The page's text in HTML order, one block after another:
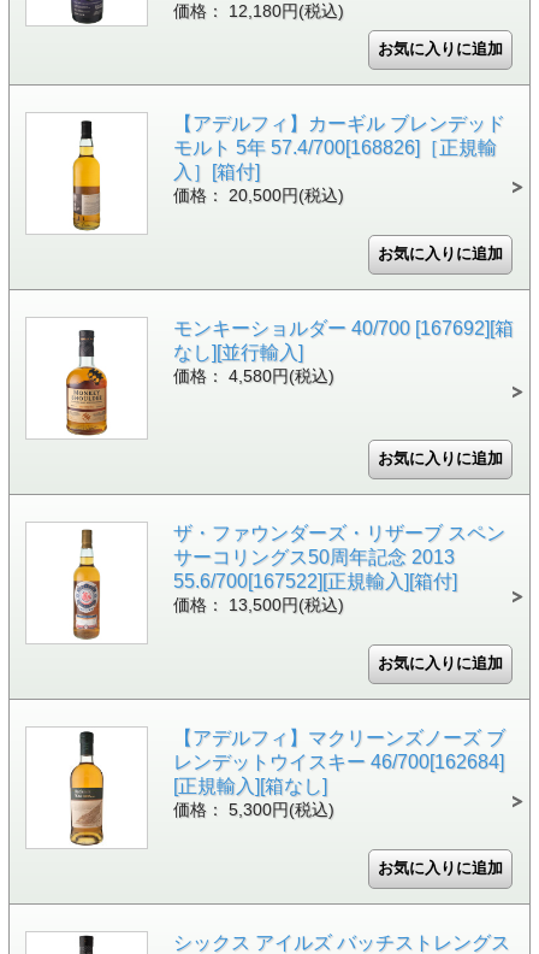
価格： 12,180円(税込)
【アデルフィ】カーギル ブレンデッド
モルト 5年 57.4/700[168826]［正規輸
入］[箱付]
価格： 20,500円(税込)
モンキーショルダー 40/700 [167692][箱
なし][並行輸入]
価格： 4,580円(税込)
ザ・ファウンダーズ・リザーブ スペン
サーコリングス50周年記念 2013
55.6/700[167522][正規輸入][箱付]
価格： 13,500円(税込)
【アデルフィ】マクリーンズノーズ ブ
レンデットウイスキー 46/700[162684]
[正規輸入][箱なし]
価格： 5,300円(税込)
シックス アイルズ バッチストレングス